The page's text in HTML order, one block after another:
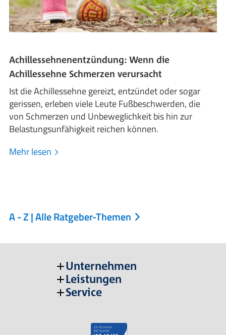
Achillessehnenentzündung: Wenn die
Achillessehne Schmerzen verursacht
Ist die Achillessehne gereizt, entzündet oder sogar
gerissen, erleben viele Leute Fußbeschwerden, die
von Schmerzen und Unbeweglichkeit bis hin zur
Belastungsunfähigkeit reichen können.
Mehr lesen
A - Z | Alle Ratgeber-Themen
Unternehmen
Leistungen
Service